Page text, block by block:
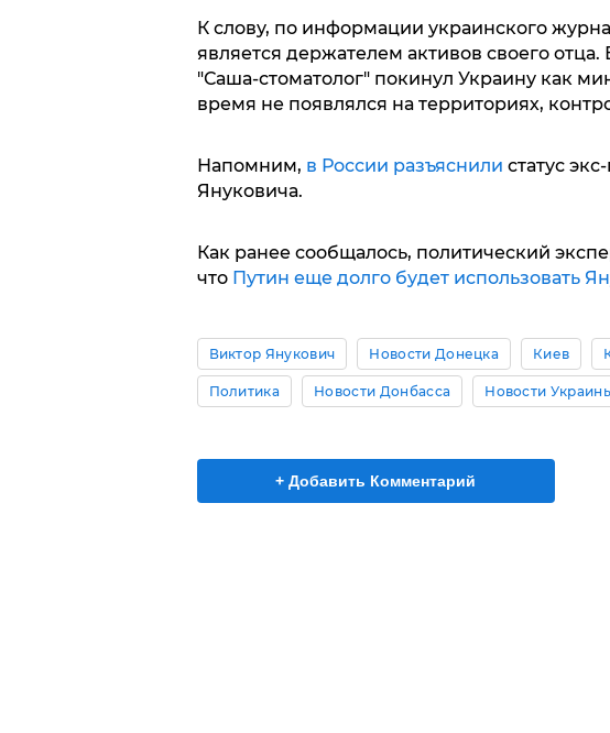
К слову, по информации украинского
является держателем активов своего
"Саша-стоматолог" покинул Украину как
время не появлялся на территориях,
Напомним, в России разъяснили статус
Януковича.
Как ранее сообщалось, политический
что Путин еще долго будет использовать
Виктор Янукович Новости Донецка Киев
Политика Новости Донбасса Новости
+ Добавить Комментарий